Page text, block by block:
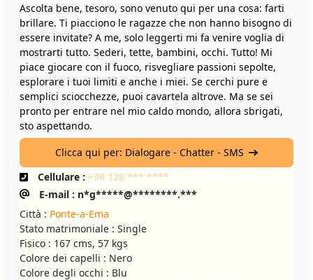
Ascolta bene, tesoro, sono venuto qui per una cosa: farti
brillare. Ti piacciono le ragazze che non hanno bisogno di
essere invitate? A me, solo leggerti mi fa venire voglia di
mostrarti tutto. Sederi, tette, bambini, occhi. Tutto! Mi
piace giocare con il fuoco, risvegliare passioni sepolte,
esplorare i tuoi limiti e anche i miei. Se cerchi pure e
semplici sciocchezze, puoi cavartela altrove. Ma se sei
pronto per entrare nel mio caldo mondo, allora sbrigati,
sto aspettando.
Clicca qui per: Dialogare - Chatter - SMS
Cellulare : +39 128 *** ****
E-mail : n*g*****@********.***
Città : Ponte-a-Ema
Stato matrimoniale : Single
Fisico : 167 cms, 57 kgs
Colore dei capelli : Nero
Colore degli occhi : Blu